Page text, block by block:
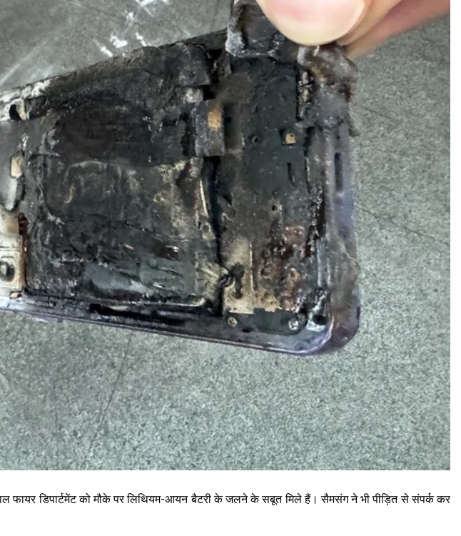
फायर डिपार्टमेंट को मौके पर लिथियम-आयन बैटरी के जलने के सबूत मिले हैं। सैमसंग ने भी पीड़ित से संपर्क कर